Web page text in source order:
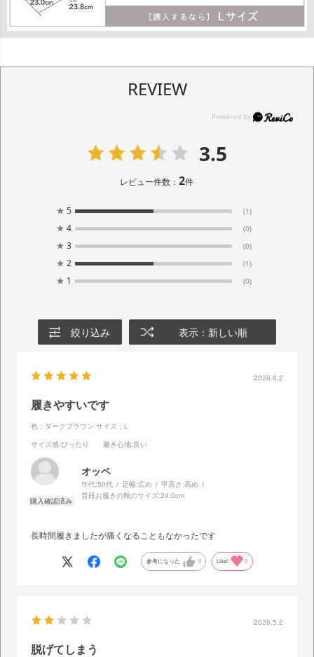
REVIEW
3.5
レビュー件数：2件
★ 5 (1)
★ 4 (0)
★ 3 (0)
★ 2 (1)
★ 1 (0)
絞り込み 表示：新しい順
2026.6.2
履きやすいです
色：ダークブラウン サイズ：L
サイズ感:ぴったり 履き心地:良い
オッペ
年代:50代 足幅:広め 甲高さ:高め
普段お履きの靴のサイズ:24.0cm
長時間履きましたが痛くなることもなかったです
参考になった 0 Like! 0
2026.5.2
脱げてしまう